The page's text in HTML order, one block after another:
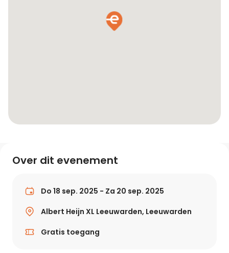
Over dit evenement
Do 18 sep. 2025 - Za 20 sep. 2025
Albert Heijn XL Leeuwarden, Leeuwarden
Gratis toegang